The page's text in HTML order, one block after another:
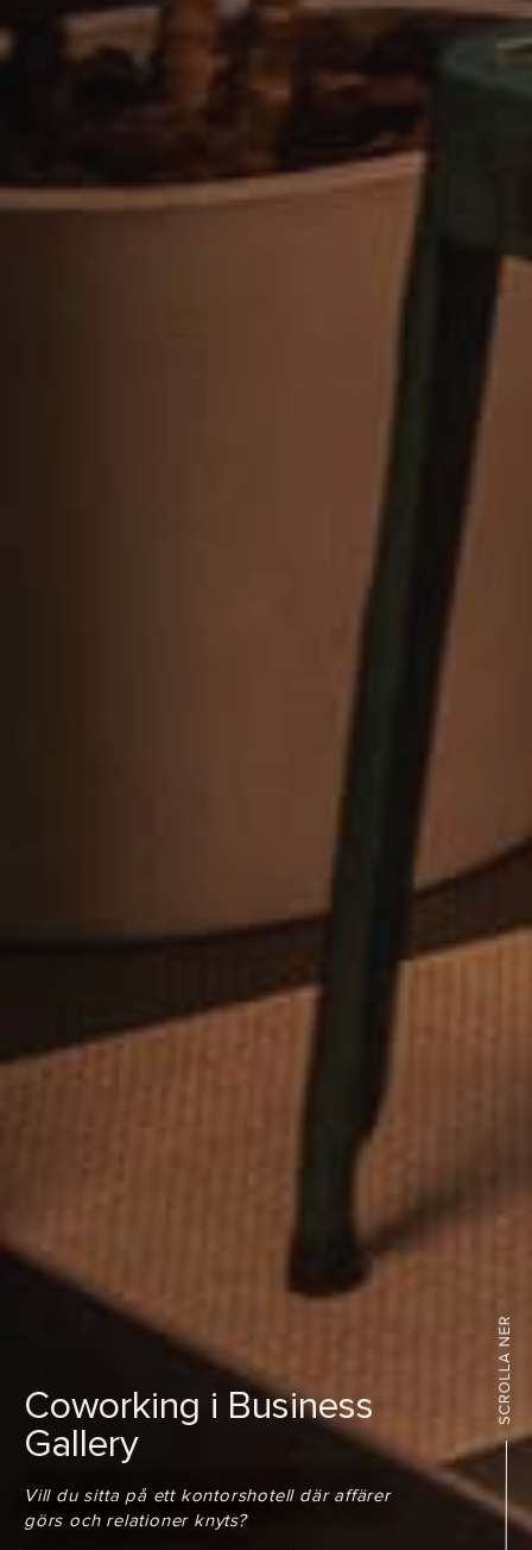
Coworking i Business
Gallery
Vill du sitta på ett kontorshotell där affärer
görs och relationer knyts?